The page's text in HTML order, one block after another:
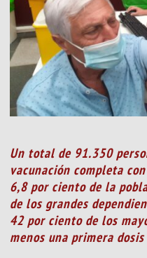
Un total de 91.350
vacunación completa
6,8 por ciento de la
de los grandes
42 por ciento de los
menos una primera dosis